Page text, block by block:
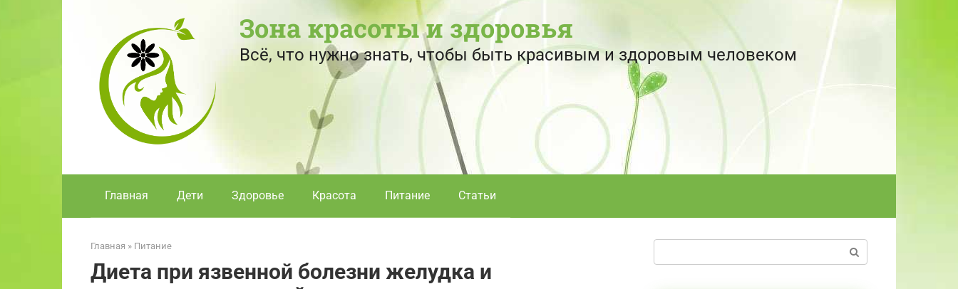
Зона красоты и здоровья
Всё, что нужно знать, чтобы быть красивым и здоровым человеком
Главная Дети Здоровье Красота Питание Статьи
Главная » Питание
Диета при язвенной болезни желудка и